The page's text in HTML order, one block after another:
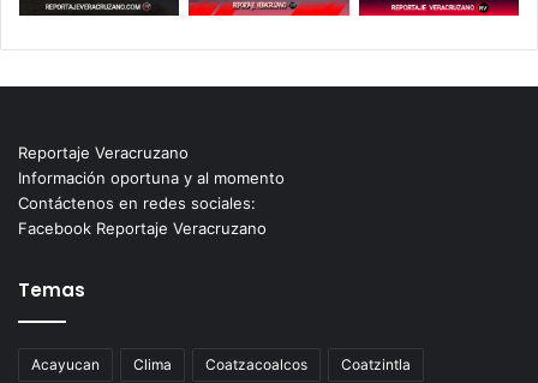
Reportaje Veracruzano
Información oportuna y al momento
Contáctenos en redes sociales:
Facebook Reportaje Veracruzano
Temas
Acayucan Clima Coatzacoalcos Coatzintla